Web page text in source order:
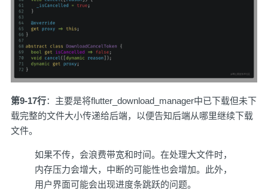
第9-17行：主要是将flutter_download_manager中已下载但未下
载完整的文件大小传递给后端，以便告知后端从哪里继续下载
文件。
如果不传，会浪费带宽和时间。在处理大文件时，
内存压力会增大，中断的可能性也会增加。此外，
用户界面可能会出现进度条跳跃的问题。